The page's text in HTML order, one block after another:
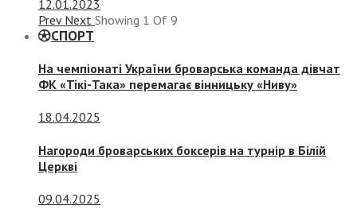
12.01.2023
Prev Next Showing 1 Of 9
СПОРТ
На чемпіонаті України броварська команда дівчат
ФК «Тікі-Така» перемагає вінницьку «Ниву»
18.04.2025
Нагороди броварських боксерів на турнір в Білій
Церкві
09.04.2025